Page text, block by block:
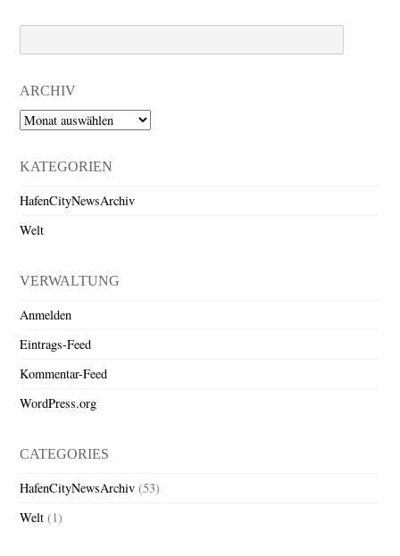
ARCHIV
Archiv
KATEGORIEN
HafenCityNewsArchiv
Welt
VERWALTUNG
Anmelden
Eintrags-Feed
Kommentar-Feed
WordPress.org
CATEGORIES
HafenCityNewsArchiv (53)
Welt (1)